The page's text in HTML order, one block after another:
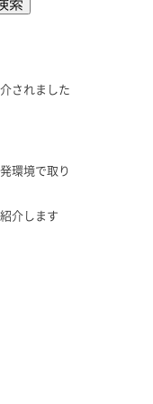
されました
環境で取り
介します